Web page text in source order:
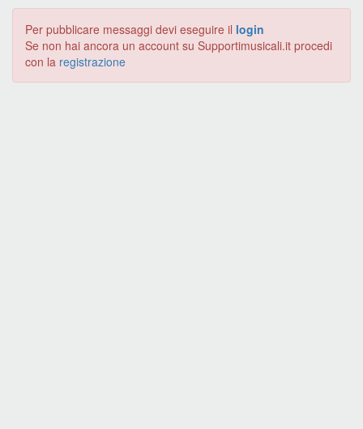
Per pubblicare messaggi devi eseguire il login
Se non hai ancora un account su Supportimusicali.it procedi
con la registrazione